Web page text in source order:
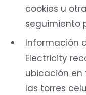
cookies u
seguimiento
Información
Electricity
ubicación en
las torres